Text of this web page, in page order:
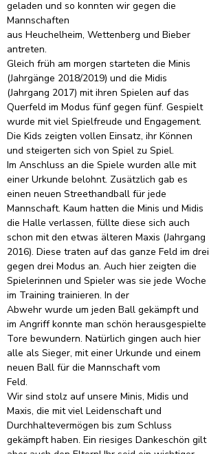
geladen und so konnten wir gegen die
Mannschaften
aus Heuchelheim, Wettenberg und Bieber
antreten.
Gleich früh am morgen starteten die Minis
(Jahrgänge 2018/2019) und die Midis
(Jahrgang 2017) mit ihren Spielen auf das
Querfeld im Modus fünf gegen fünf. Gespielt
wurde mit viel Spielfreude und Engagement.
Die Kids zeigten vollen Einsatz, ihr Können
und steigerten sich von Spiel zu Spiel.
Im Anschluss an die Spiele wurden alle mit
einer Urkunde belohnt. Zusätzlich gab es
einen neuen Streethandball für jede
Mannschaft. Kaum hatten die Minis und Midis
die Halle verlassen, füllte diese sich auch
schon mit den etwas älteren Maxis (Jahrgang
2016). Diese traten auf das ganze Feld im drei
gegen drei Modus an. Auch hier zeigten die
Spielerinnen und Spieler was sie jede Woche
im Training trainieren. In der
Abwehr wurde um jeden Ball gekämpft und
im Angriff konnte man schön herausgespielte
Tore bewundern. Natürlich gingen auch hier
alle als Sieger, mit einer Urkunde und einem
neuen Ball für die Mannschaft vom
Feld.
Wir sind stolz auf unsere Minis, Midis und
Maxis, die mit viel Leidenschaft und
Durchhaltevermögen bis zum Schluss
gekämpft haben. Ein riesiges Dankeschön gilt